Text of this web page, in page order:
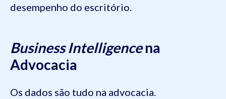
desempenho do escritório.
Business Intelligencena
Advocacia
Os dados são tudo na advocacia.